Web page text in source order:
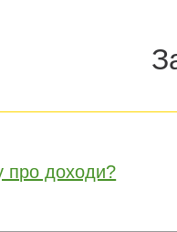
про доходи?